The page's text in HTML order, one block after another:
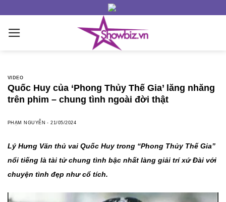
content
VIDEO
Quốc Huy của ‘Phong Thủy Thế Gia’ lăng nhăng
trên phim – chung tình ngoài đời thật
PHẠM NGUYỄN -21/05/2024
Lý Hưng Văn thủ vai Quốc Huy trong “Phong Thủy Thế Gia”
nổi tiếng là tài tử chung tình bậc nhất làng giải trí xứ Đài với
chuyện tình đẹp như cổ tích.